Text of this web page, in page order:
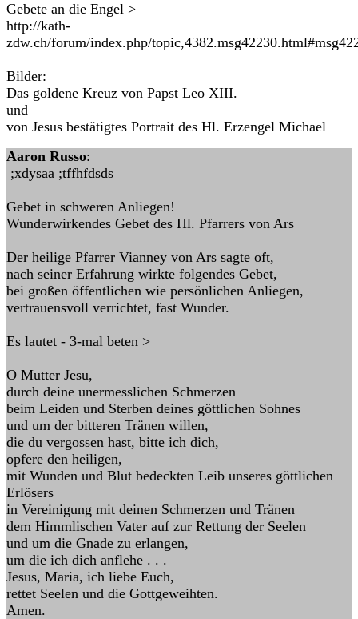
Gebete an die Engel >
http://kath-
zdw.ch/forum/index.php/
Bilder:
Das goldene Kreuz von Papst Leo XIII.
und
von Jesus bestätigtes Portrait des Hl. Erzengel Michael
Aaron Russo:
;xdysaa ;tffhfdsds
Gebet in schweren Anliegen!
Wunderwirkendes Gebet des Hl. Pfarrers von Ars
Der heilige Pfarrer Vianney von Ars sagte oft,
nach seiner Erfahrung wirkte folgendes Gebet,
bei großen öffentlichen wie persönlichen Anliegen,
vertrauensvoll verrichtet, fast Wunder.
Es lautet - 3-mal beten >
O Mutter Jesu,
durch deine unermesslichen Schmerzen
beim Leiden und Sterben deines göttlichen Sohnes
und um der bitteren Tränen willen,
die du vergossen hast, bitte ich dich,
opfere den heiligen,
mit Wunden und Blut bedeckten Leib unseres göttlichen
Erlösers
in Vereinigung mit deinen Schmerzen und Tränen
dem Himmlischen Vater auf zur Rettung der Seelen
und um die Gnade zu erlangen,
um die ich dich anflehe . . .
Jesus, Maria, ich liebe Euch,
rettet Seelen und die Gottgeweihten.
Amen.